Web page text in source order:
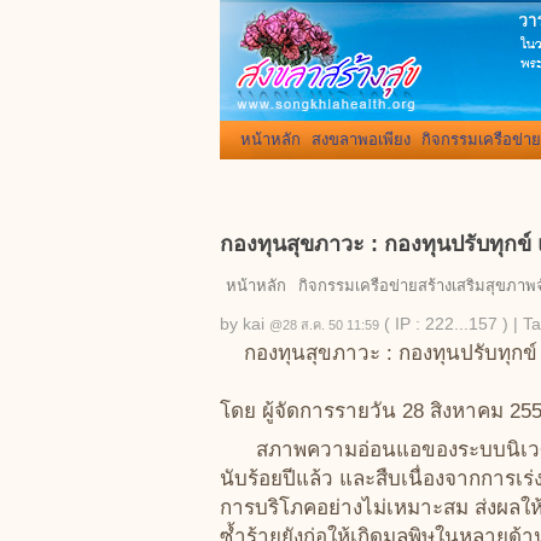
หน้าหลัก สงขลาพอเพียง กิจกรรมเครือข่าย
กองทุนสุขภาวะ : กองทุนปรับทุกข์
หน้าหลัก กิจกรรมเครือข่ายสร้างเสริมสุขภา
by kai @28 ส.ค. 50 11:59 ( IP : 222...157 )
กองทุนสุขภาวะ : กองทุนปรับทุก
โดย ผู้จัดการรายวัน 28 สิงหาคม
สภาพความอ่อนแอของระบบนิเว
นับร้อยปีแล้ว และสืบเนื่องจากการ
การบริโภคอย่างไม่เหมาะสม ส่งผ